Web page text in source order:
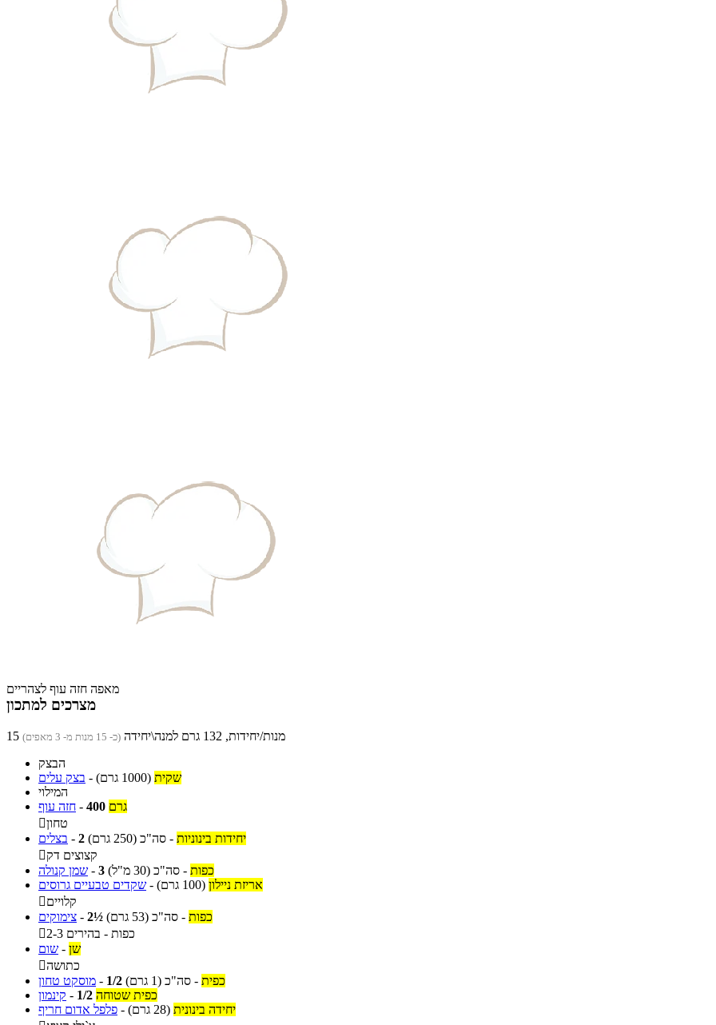
מאפה חזה עוף לצהריים
מצרכים למתכון
15 מנות/יחידות, 132 גרם למנה\יחידה (כ- 15 מנות מ- 3 מאפים)
הבצק
בצק עלים - שקית (1000 גרם)
המילוי
חזה עוף - 400 גרם
טחון
בצלים - 2 יחידות בינוניות - סה"כ (250 גרם)
קצוצים דק
שמן קנולה - 3 כפות - סה"כ (30 מ"ל)
שקדים טבעיים גרוסים - אריזת ניילון (100 גרם)
קלויים
צימוקים - 2½ כפות - סה"כ (53 גרם)

2-3 כפות - בהירים
שום - שן
כתושה
מוסקט טחון - 1/2 כפית - סה"כ (1 גרם)
קינמון - 1/2 כפית שטוחה
פלפל אדום חריף - יחידה בינונית (28 גרם)